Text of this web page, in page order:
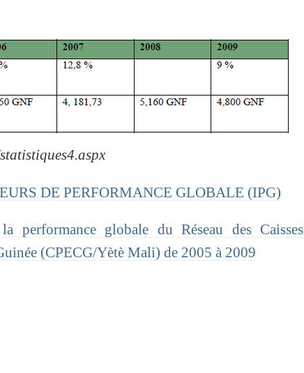
DE PERFORMANCE GLOBALE (IPG)
globale du Réseau des Caisses
(CPECG/Yètè Mali) de 2005 à 2009